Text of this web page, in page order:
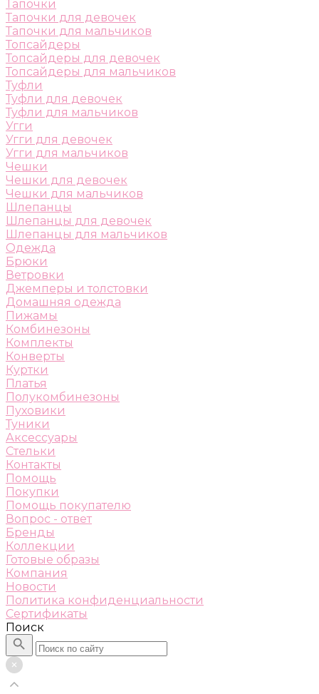
Тапочки
Тапочки для девочек
Тапочки для мальчиков
Топсайдеры
Топсайдеры для девочек
Топсайдеры для мальчиков
Туфли
Туфли для девочек
Туфли для мальчиков
Угги
Угги для девочек
Угги для мальчиков
Чешки
Чешки для девочек
Чешки для мальчиков
Шлепанцы
Шлепанцы для девочек
Шлепанцы для мальчиков
Одежда
Брюки
Ветровки
Джемперы и толстовки
Домашняя одежда
Пижамы
Комбинезоны
Комплекты
Конверты
Куртки
Платья
Полукомбинезоны
Пуховики
Туники
Аксессуары
Стельки
Контакты
Помощь
Покупки
Помощь покупателю
Вопрос - ответ
Бренды
Коллекции
Готовые образы
Компания
Новости
Политика конфиденциальности
Сертификаты
Поиск